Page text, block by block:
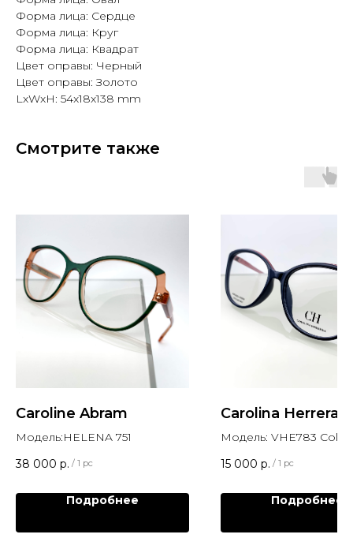
Форма лица: Сердце
Форма лица: Круг
Форма лица: Квадрат
Цвет оправы: Черный
Цвет оправы: Золото
LxWxH: 54x18x138 mm
Смотрите также
Caroline Abram
Модель:HELENA 751
38 000 р. / 1 pc
Подробнее
Carolina Herrera
Модель: VHE783
15 000 р. / 1 pc
Подробнее